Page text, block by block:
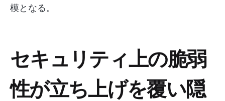
模となる。
セキュリティ上の脆弱
性が立ち上げを覆い隠